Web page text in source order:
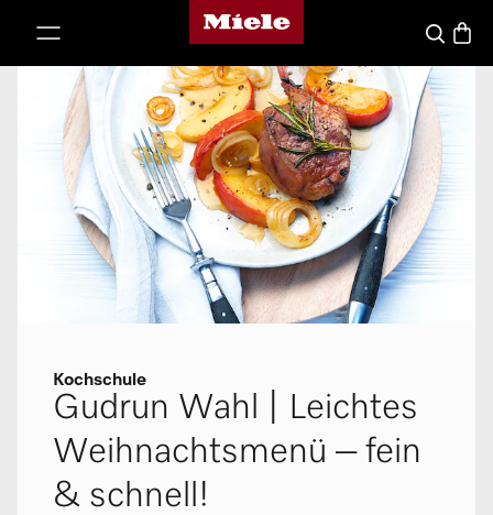
Miele-Homepage
Suche
Kochschule
Gudrun Wahl | Leichtes
Weihnachtsmenü – fein
& schnell!